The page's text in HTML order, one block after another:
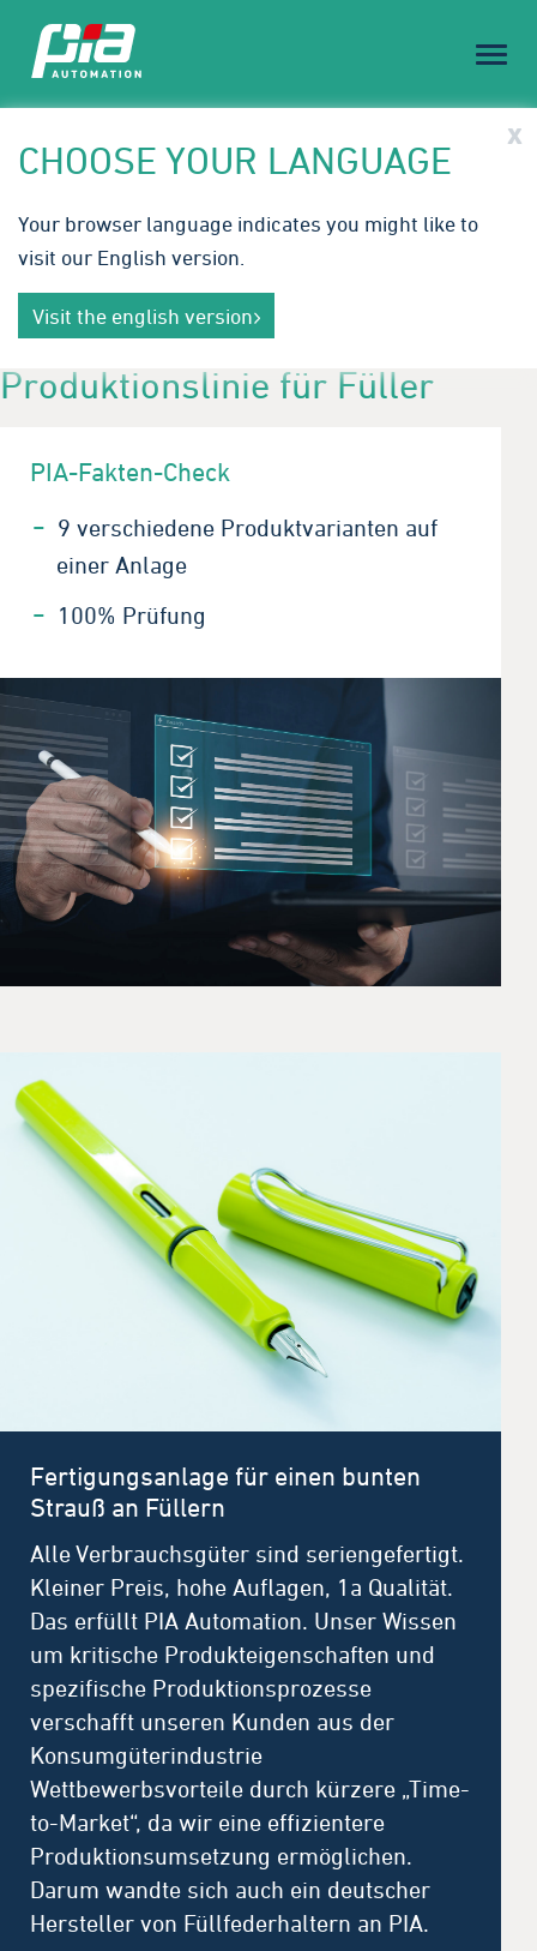
Toggle
23.-24. September 2026
Innovative Automatisierungslösungen für die
Medizintechnik. Wir freuen uns auf Ihren Besuch in
Galway.
Mehr erfahren
Produktionslinie für Füller
PIA-Fakten-Check
9 verschiedene Produktvarianten auf
einer Anlage
100% Prüfung
Fertigungsanlage für einen bunten
Strauß an Füllern
Alle Verbrauchsgüter sind seriengefertigt.
Kleiner Preis, hohe Auflagen, 1a Qualität.
Das erfüllt PIA Automation. Unser Wissen
um kritische Produkteigenschaften und
spezifische Produktionsprozesse
verschafft unseren Kunden aus der
Konsumgüterindustrie
Wettbewerbsvorteile durch kürzere „Time-
to-Market“, da wir eine effizientere
Produktionsumsetzung ermöglichen.
Darum wandte sich auch ein deutscher
Hersteller von Füllfederhaltern an PIA.
CHOOSE YOUR LANGUAGE
Your browser language indicates you might like to
visit our English version.
Visit the english version
x